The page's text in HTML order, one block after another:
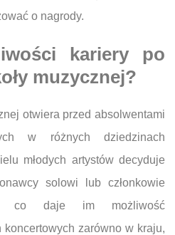
o nagrody.
kariery po
muzycznej?
otwiera przed absolwentami
w różnych dziedzinach
młodych artystów decyduje
solowi lub członkowie
co daje im możliwość
zarówno w kraju,